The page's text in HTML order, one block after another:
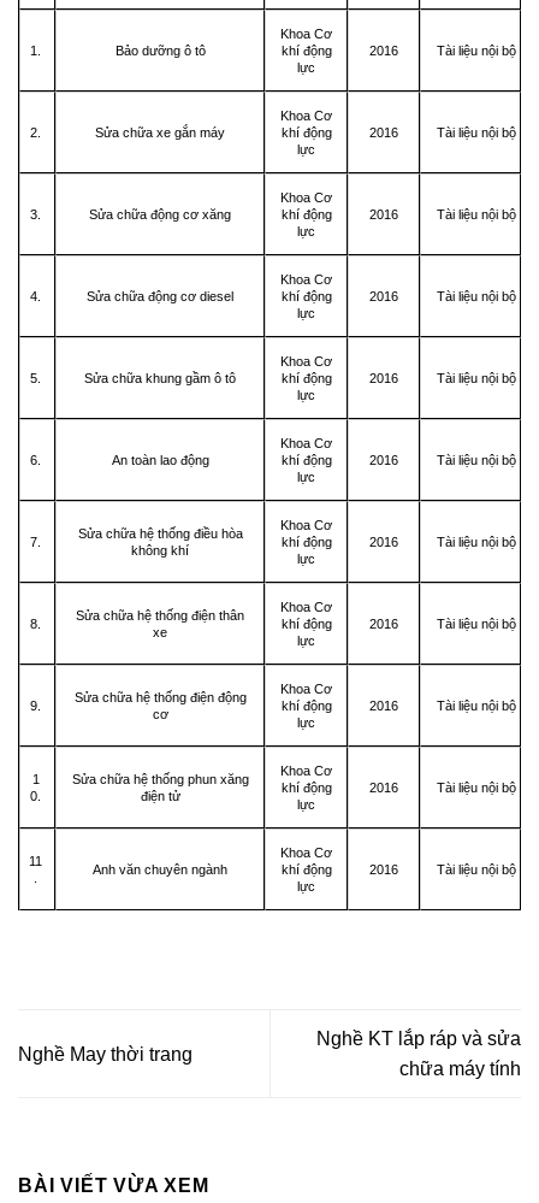
1. Bảo dưỡng ô tô
Khoa Cơ
khí động
lực
2016 Tài liệu nội bộ
2. Sửa chữa xe gắn máy
Khoa Cơ
khí động
lực
2016 Tài liệu nội bộ
3. Sửa chữa động cơ xăng
Khoa Cơ
khí động
lực
2016 Tài liệu nội bộ
4. Sửa chữa động cơ diesel
Khoa Cơ
khí động
lực
2016 Tài liệu nội bộ
5. Sửa chữa khung gầm ô tô
Khoa Cơ
khí động
lực
2016 Tài liệu nội bộ
6. An toàn lao động
Khoa Cơ
khí động
lực
2016 Tài liệu nội bộ
7.
Sửa chữa hệ thống điều hòa
không khí
Khoa Cơ
khí động
lực
2016 Tài liệu nội bộ
8.
Sửa chữa hệ thống điện thân
xe
Khoa Cơ
khí động
lực
2016 Tài liệu nội bộ
9.
Sửa chữa hệ thống điện động
cơ
Khoa Cơ
khí động
lực
2016 Tài liệu nội bộ
1
0.
Sửa chữa hệ thống phun xăng
điện tử
Khoa Cơ
khí động
lực
2016 Tài liệu nội bộ
11
Anh văn chuyên ngành
Khoa Cơ
khí động
lực
2016 Tài liệu nội bộ
Nghề May thời trang
Nghề KT lắp ráp và sửa
chữa máy tính
BÀI VIẾT VỪA XEM